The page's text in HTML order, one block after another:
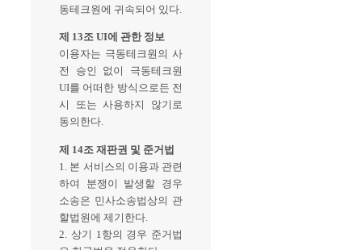
동테크원에 귀속되어 있다.
제 13조 UI에 관한 정보
이용자는 극동테크원의 사
전 승인 없이 극동테크원
UI를 어떠한 방식으로든 전
시 또는 사용하지 않기로
동의한다.
제 14조 재판권 및 준거법
1. 본 서비스의 이용과 관련
하여 분쟁이 발생할 경우
소송은 민사소송법상의 관
할법원에 제기한다.
2. 상기 1항의 경우 준거법